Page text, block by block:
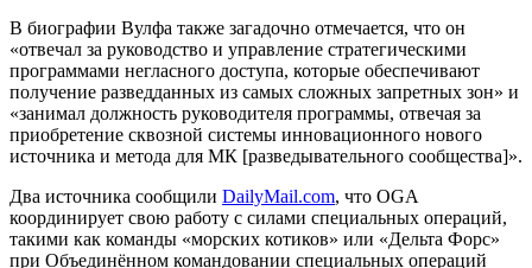
В биографии Вулфа также загадочно отмечается, что он
«отвечал за руководство и управление стратегическими
программами негласного доступа, которые обеспечивают
получение разведданных из самых сложных запретных зон» и
«занимал должность руководителя программы, отвечая за
приобретение сквозной системы инновационного нового
источника и метода для МК [разведывательного сообщества]».
Два источника сообщили DailyMail.com, что OGA
координирует свою работу с силами специальных операций,
такими как команды «морских котиков» или «Дельта Форс»
при Объединённом командовании специальных операций